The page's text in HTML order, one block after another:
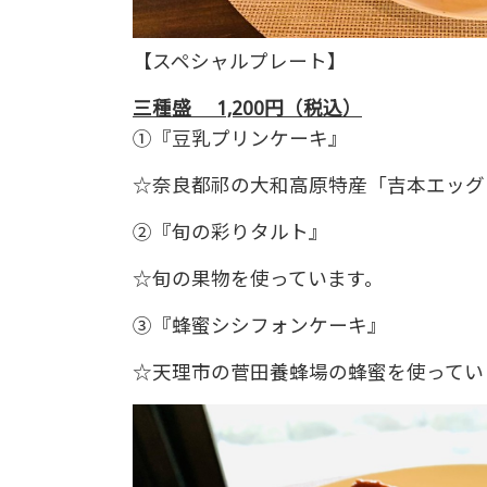
【スペシャルプレート】
三種盛 1,200円（税込）
①『豆乳プリンケーキ』
☆奈良都祁の大和高原特産「吉本エッ
②『旬の彩りタルト』
☆旬の果物を使っています。
③『蜂蜜シシフォンケーキ』
☆天理市の菅田養蜂場の蜂蜜を使ってい